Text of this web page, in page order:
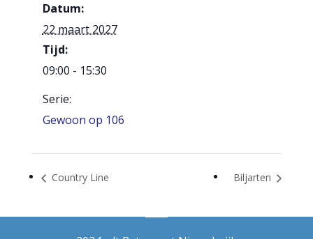
Datum:
22 maart 2027
Tijd:
09:00 - 15:30
Serie:
Gewoon op 106
Country Line Biljarten